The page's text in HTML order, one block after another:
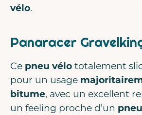
vélo.
Panaracer
Ce pneu vélo totalement
pour un usage
bitume, avec un excellent
un feeling proche d’un